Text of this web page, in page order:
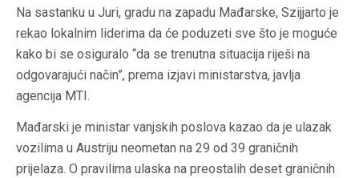
Na sastanku u Juri, gradu na zapadu Mađarske, Szijjarto je
rekao lokalnim liderima da će poduzeti sve što je moguće
kako bi se osiguralo “da se trenutna situacija riješi na
odgovarajući način”, prema izjavi ministarstva, javlja
agencija MTI.
Mađarski je ministar vanjskih poslova kazao da je ulazak
vozilima u Austriju neometan na 29 od 39 graničnih
prijelaza. O pravilima ulaska na preostalih deset graničnih